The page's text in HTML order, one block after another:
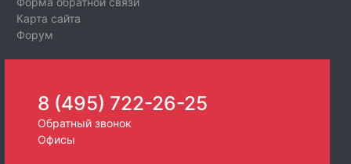
Карта сайта
Форум
8 (495) 722-26-25
Обратный звонок
Офисы